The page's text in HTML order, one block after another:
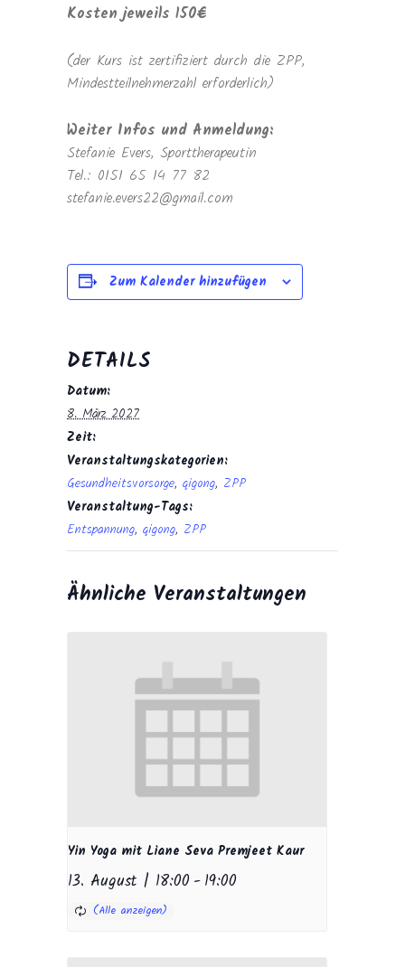
Kosten jeweils 150€
(der Kurs ist zertifiziert durch die ZPP,
Mindestteilnehmerzahl erforderlich)
Weiter Infos und Anmeldung:
Stefanie Evers, Sporttherapeutin
Tel.: 0151 65 14 77 82
stefanie.evers22@gmail.com
Zum Kalender hinzufügen
DETAILS
Datum:
8. März 2027
Zeit:
Veranstaltungskategorien:
Gesundheitsvorsorge, qigong, ZPP
Veranstaltung-Tags:
Entspannung, qigong, ZPP
Ähnliche Veranstaltungen
Yin Yoga mit Liane Seva Premjeet Kaur
13. August | 18:00 -19:00